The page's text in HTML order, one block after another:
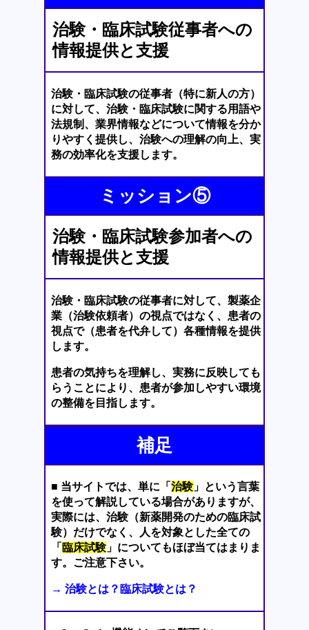
治験・臨床試験従事者への
情報提供と支援
治験・臨床試験の従事者（特に新人の方）
に対して、治験・臨床試験に関する用語や
法規制、業界情報などについて情報を分か
りやすく提供し、治験への理解の向上、実
務の効率化を支援します。
ミッション⑤
治験・臨床試験参加者への
情報提供と支援
治験・臨床試験の従事者に対して、製薬企
業（治験依頼者）の視点ではなく、患者の
視点で（患者を代弁して）各種情報を提供
します。
患者の気持ちを理解し、実務に反映しても
らうことにより、患者が参加しやすい環境
の整備を目指します。
補足
■ 当サイトでは、単に「 治験」という言葉
を使って解説している場合がありますが、
実際には、治験（新薬開発のための臨床試
験）だけでなく、人を対象とした全ての
「 臨床試験」についてもほぼ当てはまりま
す。ご注意下さい。
→ 治験とは？臨床試験とは？